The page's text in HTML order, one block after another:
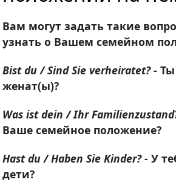
Вам могут задать такие
узнать о Вашем семейном
Bist du / Sind Sie verheiratet?-
женат(ы)?
Was ist dein / Ihr
Ваше семейное положение?
Hast du / Haben Sie Kinder? - У
дети?